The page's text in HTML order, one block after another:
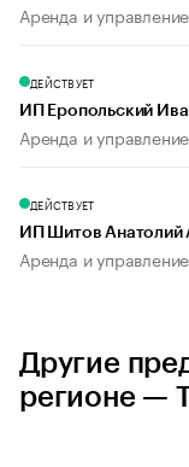
Аренда и
ДЕЙСТВУЕТ
ИП Еропольский
Аренда и
ДЕЙСТВУЕТ
ИП Шитов Анатолий
Аренда и
Другие
регионе —